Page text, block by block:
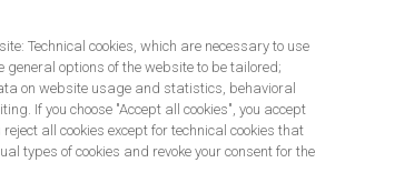
Technical cookies, which are necessary to use
general options of the website to be tailored;
on website usage and statistics, behavioral
If you choose "Accept all cookies", you accept
all cookies except for technical cookies that
types of cookies and revoke your consent for the